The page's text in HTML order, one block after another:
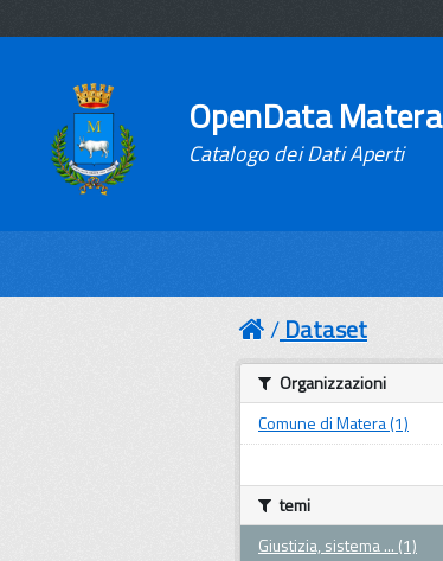
OpenData Matera
Catalogo dei Dati Aperti
Dataset
Organizzazioni
Comune di Matera (1)
temi
Giustizia, sistema ... (1)